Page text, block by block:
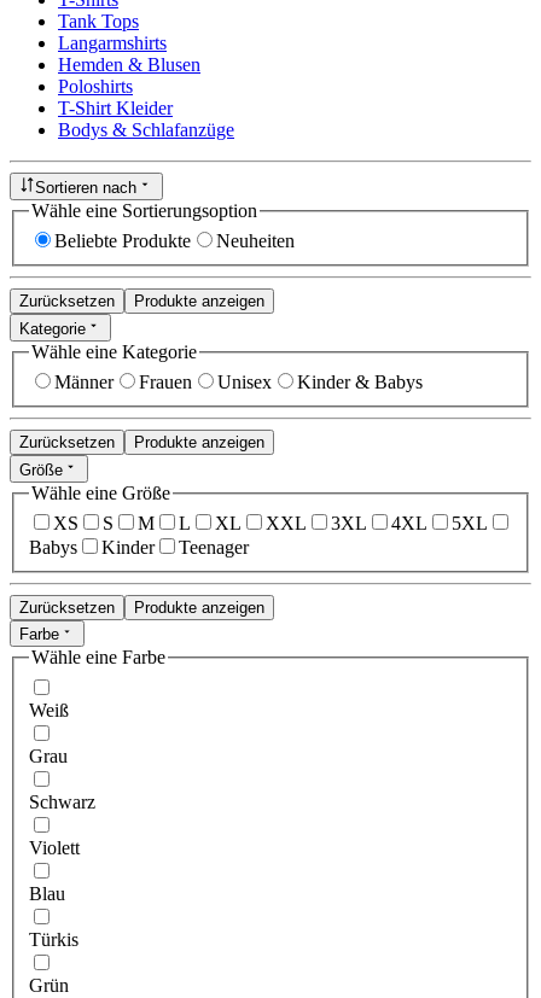
Tank Tops
Langarmshirts
Hemden & Blusen
Poloshirts
T-Shirt Kleider
Bodys & Schlafanzüge
Sortieren nach
Wähle eine Sortierungsoption
Beliebte Produkte
Neuheiten
Zurücksetzen
Produkte anzeigen
Kategorie
Wähle eine Kategorie
Männer
Frauen Unisex Kinder & Babys
Zurücksetzen
Produkte anzeigen
Größe
Wähle eine Größe
XS
S M L XL XXL 3XL 4XL
5XL
Babys
Kinder Teenager
Zurücksetzen
Produkte anzeigen
Farbe
Wähle eine Farbe
Weiß
Grau
Schwarz
Violett
Blau
Türkis
Grün